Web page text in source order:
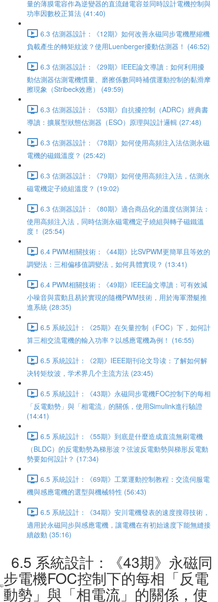
量的薄膜電容作為逆變器的直流鏈電容並同時設計電機控制與
功率因數校正算法 (41:40)
6.3 估測器設計：《12期》如何改善永磁同步電機壓縮機
負載產生的轉矩紋波？使用Luenberger擾動估測器！ (46:52)
6.3 估測器設計：《29期》IEEE論文導讀：如何利用擾
動估測器估測電機慣量、磨擦係數同時補償運動控制的黏滑摩
擦現象（Stribeck效應） (49:59)
6.3 估測器設計：《53期》自抗擾控制（ADRC）經典書
導讀：擴展型狀態估測器（ESO）原理與設計邏輯 (27:48)
6.3 估測器設計：《78期》如何使用高頻注入法估測永磁
電機的磁鐵溫度？ (25:42)
6.3 估測器設計：《79期》如何使用高頻注入法，估測永
磁電機定子繞組溫度？ (19:02)
6.3 估測器設計：《80期》適合商品化的溫度估測算法：
使用高頻注入法，同時估測永磁電機定子繞組與轉子磁鐵溫
度！ (25:54)
6.4 PWM相關技術：《44期》比SVPWM更簡單且等效的
調變法：三相偏移值調變法，如何具體實現？ (13:41)
6.4 PWM相關技術：《49期》IEEE論文導讀：可有效減
小噪音與震動且易於實現的隨機PWM技術，用於海軍潛艇推
進系統 (28:35)
6.5 系統設計：《25期》在矢量控制（FOC）下，如何計
算三相交流電機的輸入功率？以感應電機為例！ (16:55)
6.5 系統設計：《2期》IEEE期刊论文导读：了解如何解
决转矩纹波，学术界几个主流方法 (23:45)
6.5 系統設計：《43期》永磁同步電機FOC控制下的每相
「反電動勢」與「相電流」的關係，使用Simulink進行驗證
(14:41)
6.5 系統設計：《55期》到底是什麼造成直流無刷電機
（BLDC）的反電動勢為梯形波？弦波反電動勢與梯形反電動
勢要如何設計？ (17:34)
6.5 系統設計：《69期》工業運動控制教程：交流伺服電
機與感應電機的選型與機械特性 (56:43)
6.5 系統設計：《34期》安川電機發表的速度搜尋技術，
適用於永磁同步與感應電機，讓電機在有初始速度下能無縫接
續啟動 (35:16)
6.5 系統設計：《43期》永磁同
步電機FOC控制下的每相「反電
動勢」與「相電流」的關係，使